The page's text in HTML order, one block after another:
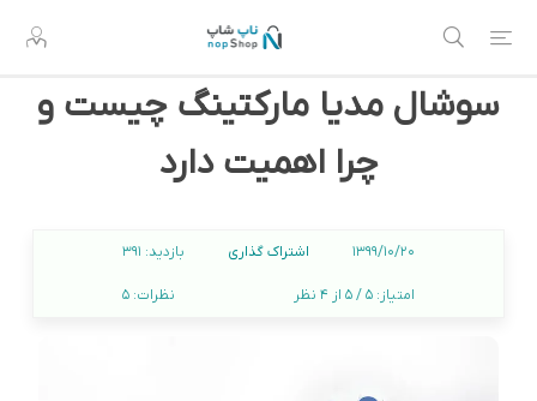
سوشال مدیا مارکتینگ چیست و
چرا اهمیت دارد
1399/10/20 اشتراک گذاری بازدید: 391
امتیاز: 5 / 5 از 4 نظر نظرات:5